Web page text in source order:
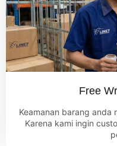
Free
Keamanan barang anda
Karena kami ingin